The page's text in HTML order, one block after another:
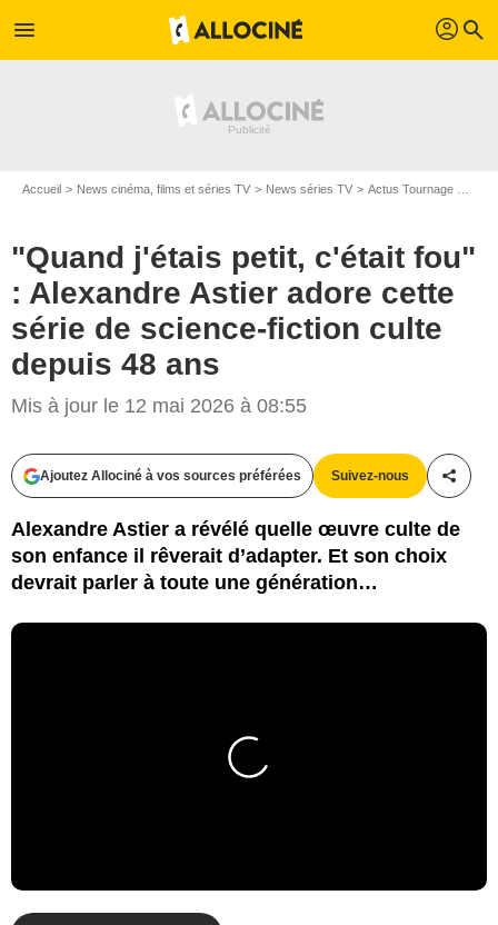
menu profil search
Accueil News cinéma, films et séries TV News séries TV Actus Tournage Séries TV
"Quand j'étais petit, c'était fou"
: Alexandre Astier adore cette
série de science-fiction culte
depuis 48 ans
Mis à jour le 12 mai 2026 à 08:55
Ajoutez Allociné à vos sources préférées Suivez-nous
Alexandre Astier a révélé quelle œuvre culte de
son enfance il rêverait d’adapter. Et son choix
devrait parler à toute une génération…